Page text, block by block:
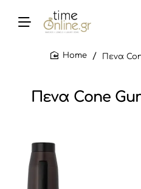
Πενα Cone
Πενα